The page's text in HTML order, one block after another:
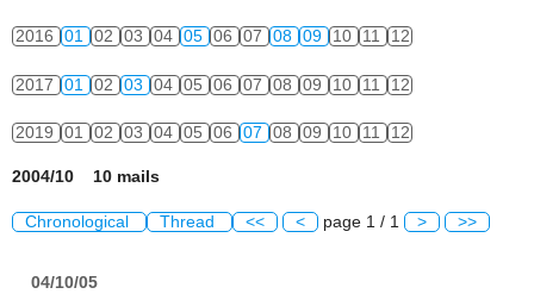
2016 01 02 03 04 05 06 07 08 09 10 11 12
2017 01 02 03 04 05 06 07 08 09 10 11 12
2019 01 02 03 04 05 06 07 08 09 10 11 12
2004/10 10 mails
Chronological Thread << < page 1 / 1 > >>
04/10/05